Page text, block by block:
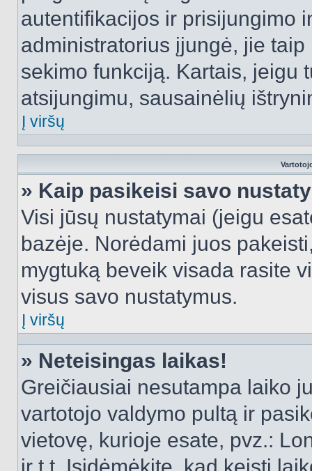
autentifikacijos ir prisijungimo
administratorius įjungė, jie
sekimo funkciją. Kartais, jeigu
atsijungimu, sausainėlių
Į viršų
» Kaip pasikeisi savo
Visi jūsų nustatymai (jeigu
bazėje. Norėdami juos
mygtuką beveik visada rasite
visus savo nustatymus.
Į viršų
» Neteisingas laikas!
Greičiausiai nesutampa laiko
vartotojo valdymo pultą ir
vietovę, kurioje esate, pvz.: